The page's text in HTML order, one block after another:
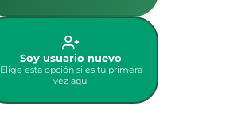
Soy usuario nuevo
Elige esta opción si es tu primera
vez aquí